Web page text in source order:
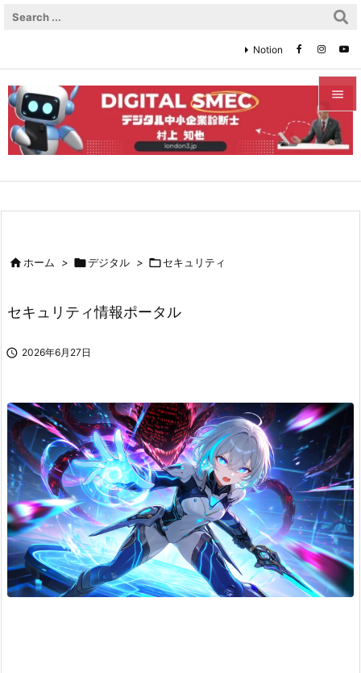


メニュ

Notion
ホーム > デジタル > セキュリティ
セキュリティ情報ポータル
 2026年6月27日